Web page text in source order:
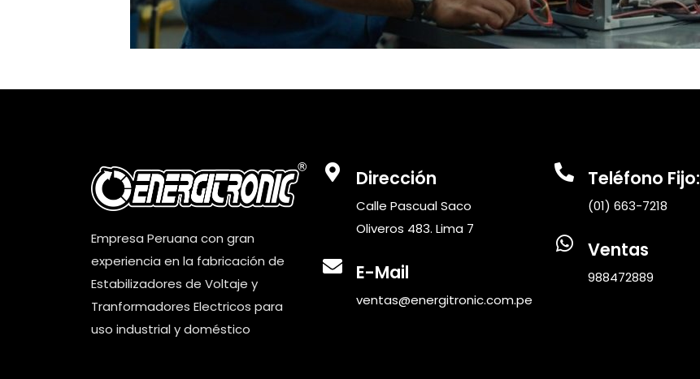
Empresa Peruana con gran
experiencia en la fabricación de
Estabilizadores de Voltaje y
Tranformadores Electricos para
uso industrial y doméstico
Dirección
Calle Pascual Saco
Oliveros 483. Lima 7
E-Mail
ventas@energitronic.com.pe
Teléfono Fijo:
(01) 663-7218
Ventas
988472889